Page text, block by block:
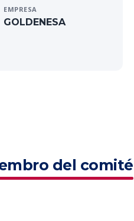
EMPRESA
GOLDENESA
del comité